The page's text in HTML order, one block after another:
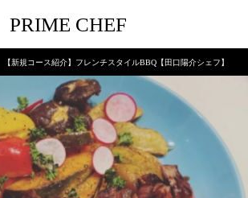
PRIME CHEF
【新規コース紹介】フレンチスタイルBBQ【田口陽介シェフ】